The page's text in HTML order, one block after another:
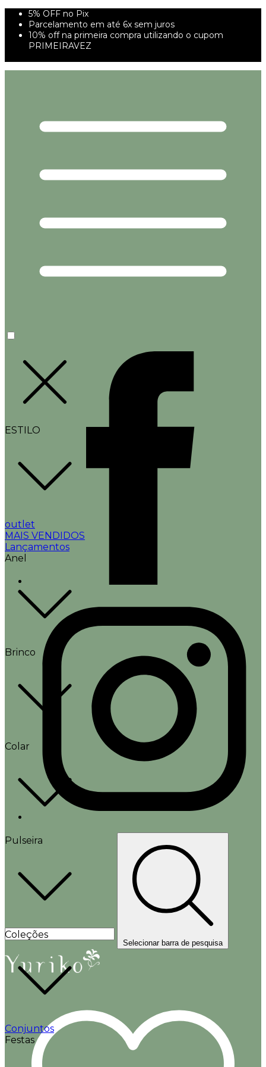
5% OFF no Pix
Parcelamento em até 6x sem juros
10% off na primeira compra utilizando o cupom
PRIMEIRAVEZ
ESTILO
outlet
MAIS VENDIDOS
Lançamentos
Anel
Brinco
Colar
Pulseira
Coleções
Conjuntos
Festas
Selecionar barra de pesquisa